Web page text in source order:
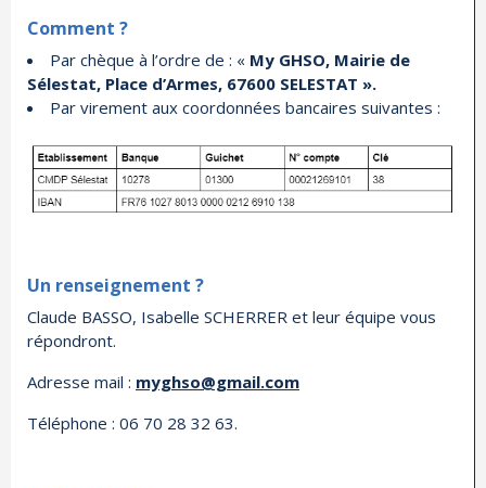
Comment ?
Par chèque à l’ordre de : « My GHSO, Mairie de
Sélestat, Place d’Armes, 67600 SELESTAT ».
Par virement aux coordonnées bancaires suivantes :
Un renseignement ?
Claude BASSO, Isabelle SCHERRER et leur équipe vous
répondront.
Adresse mail : myghso@gmail.com
Téléphone : 06 70 28 32 63.